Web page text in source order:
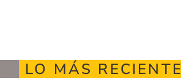
LO MÁS RECIENTE